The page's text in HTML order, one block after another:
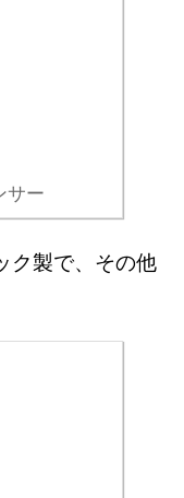
サー
ク製で、その他